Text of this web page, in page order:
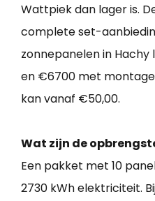
Wattpiek dan lager is.
complete set-
zonnepanelen in Hachy
en €6700 met
kan vanaf €50,00.
Wat zijn de
Een pakket met 10
2730 kWh elektriciteit.